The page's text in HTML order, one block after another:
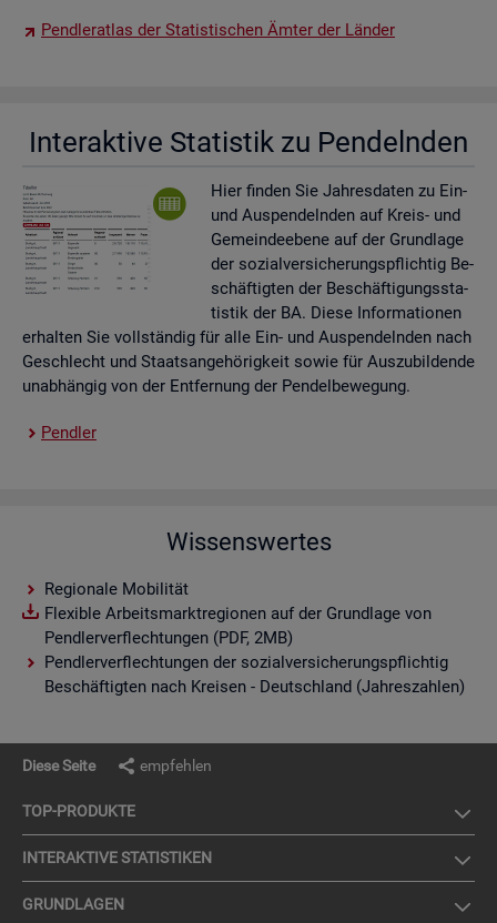
Pend­ler­at­las der Sta­tis­ti­schen Ämter der Län­der
In­ter­ak­ti­ve Sta­tis­tik zu Pen­deln­den
Hier fin­den Sie Jah­res­da­ten zu Ein-
und Aus­pen­deln­den auf Kreis- und
Ge­mein­de­ebe­ne auf der Grund­la­ge
der so­zi­al­ver­si­che­rungs­pflich­tig Be­
schäf­tig­ten der Be­schäf­ti­gungs­sta­
tis­tik der BA. Diese In­for­ma­tio­nen
er­hal­ten Sie voll­stän­dig für alle Ein- und Aus­pen­deln­den nach
Ge­schlecht und Staats­an­ge­hö­rig­keit sowie für Aus­zu­bil­den­de
un­ab­hän­gig von der Ent­fer­nung der Pen­del­be­we­gung.
Pend­ler
Wissenswertes
Regionale Mobilität
Flexible Arbeitsmarktregionen auf der Grundlage von
Pendlerverflechtungen (PDF, 2MB)
Pendlerverflechtungen der sozialversicherungspflichtig
Beschäftigten nach Kreisen - Deutschland (Jahreszahlen)
Diese Seite empfehlen
TOP-PRO­DUK­TE
IN­TER­AK­TI­VE STA­TIS­TI­KEN
GRUND­LA­GEN